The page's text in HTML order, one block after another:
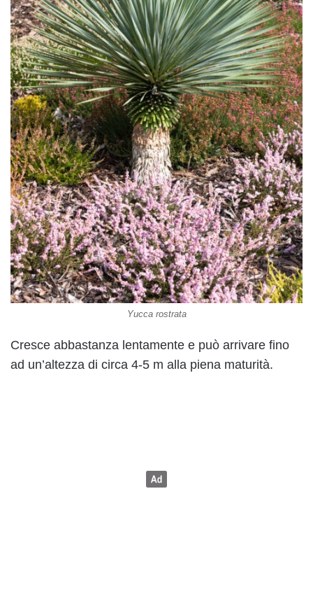
Yucca rostrata
Cresce abbastanza lentamente e può arrivare fino
ad un’altezza di circa 4-5 m alla piena maturità.